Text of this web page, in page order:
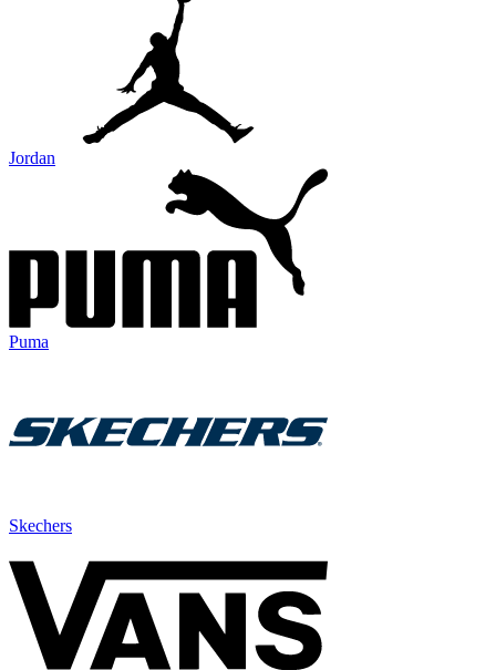
Jordan
Puma
Skechers